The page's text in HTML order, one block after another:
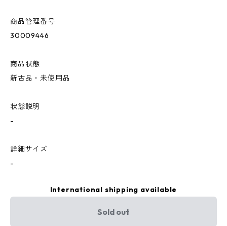
商品管理番号
30009446
商品状態
新古品・未使用品
状態説明
-
詳細サイズ
-
International shipping available
Sold out